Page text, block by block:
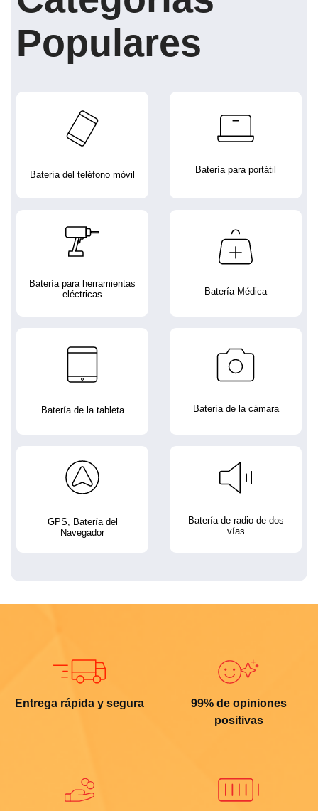
Populares
Batería del teléfono móvil Batería para portátil
Batería para herramientas
eléctricas
Batería Médica
Batería de la tableta Batería de la cámara
GPS, Batería del
Navegador
Batería de radio de dos
vías
Entrega rápida y segura
99% de opiniones
positivas